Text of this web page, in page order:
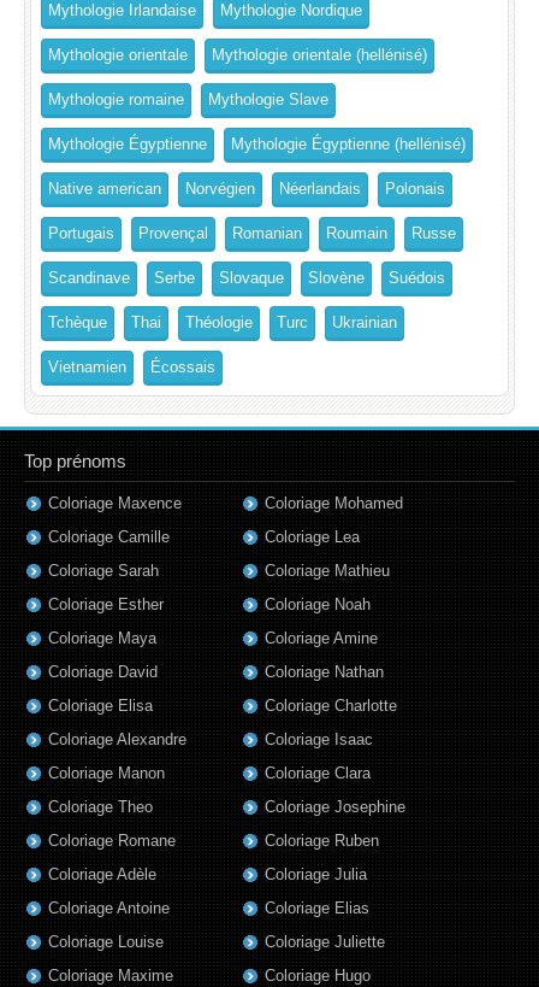
Mythologie Irlandaise Mythologie Nordique
Mythologie orientale Mythologie orientale (hellénisé)
Mythologie romaine Mythologie Slave
Mythologie Égyptienne Mythologie Égyptienne (hellénisé)
Native american Norvégien Néerlandais Polonais
Portugais Provençal Romanian Roumain Russe
Scandinave Serbe Slovaque Slovène Suédois
Tchèque Thai Théologie Turc Ukrainian
Vietnamien Écossais
Top prénoms
Coloriage Maxence
Coloriage Camille
Coloriage Sarah
Coloriage Esther
Coloriage Maya
Coloriage David
Coloriage Elisa
Coloriage Alexandre
Coloriage Manon
Coloriage Theo
Coloriage Romane
Coloriage Adèle
Coloriage Antoine
Coloriage Louise
Coloriage Maxime
Coloriage Mohamed
Coloriage Lea
Coloriage Mathieu
Coloriage Noah
Coloriage Amine
Coloriage Nathan
Coloriage Charlotte
Coloriage Isaac
Coloriage Clara
Coloriage Josephine
Coloriage Ruben
Coloriage Julia
Coloriage Elias
Coloriage Juliette
Coloriage Hugo